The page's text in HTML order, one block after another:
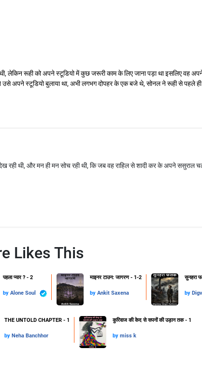
लेकिन रूही को अपने स्टूडियो में कुछ जरूरी काम के लिए जाना पड़ा था इसलिए वह
अपने स्टूडियो बुलाया था, अभी लगभग दोपहर के एक बजे थे, सोनल ने रूही से पहले ही
थी, और मन ही मन सोच रही थी, कि जब वह राहिल से शादी कर के अपने ससुराल
Likes This
पहला प्यार ? - 2
by Alone Soul
माइनर टाउन: जागरण - 1-2
by Ankit Saxena
सुनहरा
by
THE UNTOLD CHAPTER - 1
by Neha Banchhor
कुरिवाज की केद से सपनों की उड़ान तक - 1
by miss k